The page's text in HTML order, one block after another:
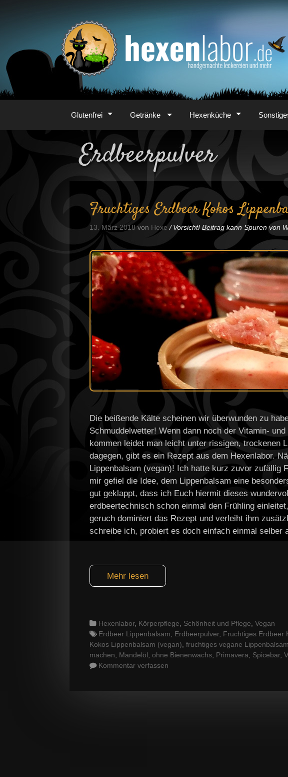
Glutenfrei Getränke Hexenküche
Erdbeerpulver
Fruchtiges Erdbeer Kokos
13. März 2018 von Hexe Vorsicht! Beitrag kann Spuren von
Die beißende Kälte scheinen wir überwunden zu
Schmuddelwetter! Wenn dann noch der Vitamin-
kommen leidet man leicht unter rissigen, trockenen
dagegen, gibt es ein Rezept aus dem Hexenlabor.
Lippenbalsam (vegan)! Ich hatte kurz zuvor zufällig
mir gefiel die Idee, dem Lippenbalsam eine
gut geklappt, dass ich Euch hiermit dieses
erdbeertechnisch schon einmal den Frühling
geruch dominiert das Rezept und verleiht ihm
schreibe ich, probiert es doch einfach einmal selber
Mehr lesen
Categories
Hexenlabor, Körperpflege Schönheit und Pflege Vegan
Tags
Erdbeer Lippenbalsam Erdbeerpulver, Fruchtiges Erdbeer
Kokos Lippenbalsam (vegan) fruchtiges vegane Lippenbalsam
machen
Mandelöl ohne Bienenwachs Primavera Spicebar,
Kommentar verfassen